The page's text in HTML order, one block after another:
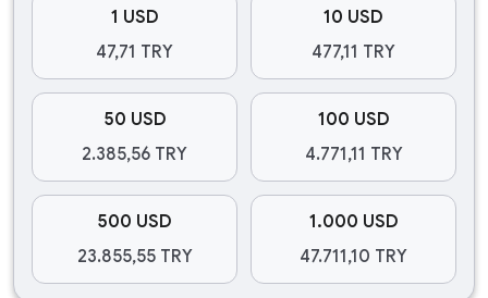
1 USD
47,71 TRY
10 USD
477,11 TRY
50 USD
2.385,56 TRY
100 USD
4.771,11 TRY
500 USD
23.855,55 TRY
1.000 USD
47.711,10 TRY